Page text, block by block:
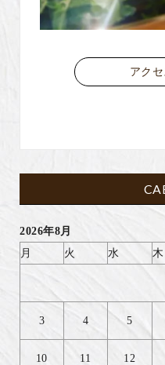
アク
2026年8月
月
火 水 木
3 4 5
10 11 12